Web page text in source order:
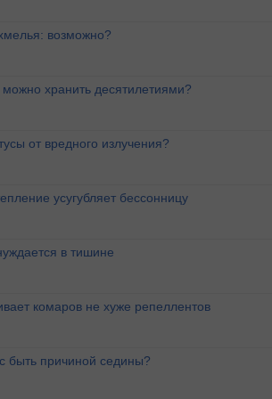
возможно?
можно хранить десятилетиями?
от вредного излучения?
усугубляет бессонницу
в тишине
комаров не хуже репеллентов
быть причиной седины?